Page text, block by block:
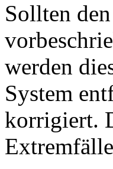
Sollten
werden
System
korrigiert.